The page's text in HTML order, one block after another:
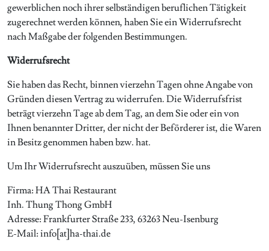
gewerblichen noch ihrer selbständigen beruflichen Tätigkeit
zugerechnet werden können, haben Sie ein Widerrufsrecht
nach Maßgabe der folgenden Bestimmungen.
Widerrufsrecht
Sie haben das Recht, binnen vierzehn Tagen ohne Angabe von
Gründen diesen Vertrag zu widerrufen. Die Widerrufsfrist
beträgt vierzehn Tage ab dem Tag, an dem Sie oder ein von
Ihnen benannter Dritter, der nicht der Beförderer ist, die Waren
in Besitz genommen haben bzw. hat.
Um Ihr Widerrufsrecht auszuüben, müssen Sie uns
Firma: HA Thai Restaurant
Inh. Thung Thong GmbH
Adresse: Frankfurter Straße 233, 63263 Neu-Isenburg
E-Mail: info[at]ha-thai.de